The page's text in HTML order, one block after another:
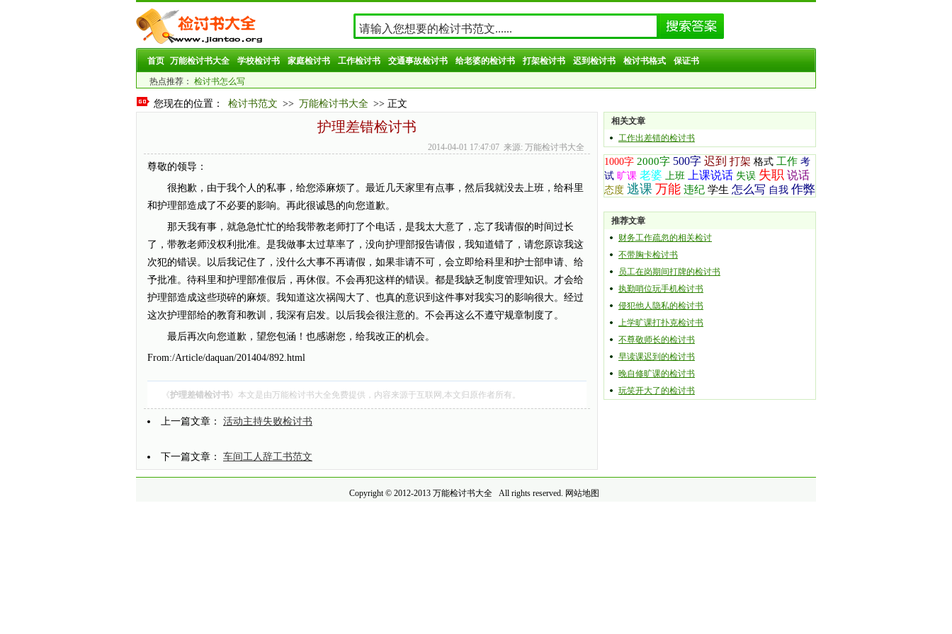
首页 万能检讨书大全 学校检讨书 家庭检讨书 工作检讨书 交通事故检讨书 给老婆的检讨书 打架检讨书 迟到检讨书 检讨书格式 保证书
热点推荐： 检讨书怎么写
您现在的位置： 检讨书范文 >> 万能检讨书大全 >> 正文
护理差错检讨书
2014-04-01 17:47:07 来源: 万能检讨书大全
尊敬的领导：
很抱歉，由于我个人的私事，给您添麻烦了。最近几天家里有点事，然后我就没去上班，给科里
和护理部造成了不必要的影响。再此很诚恳的向您道歉。
那天我有事，就急急忙忙的给我带教老师打了个电话，是我太大意了，忘了我请假的时间过长
了，带教老师没权利批准。是我做事太过草率了，没向护理部报告请假，我知道错了，请您原谅我这
次犯的错误。以后我记住了，没什么大事不再请假，如果非请不可，会立即给科里和护士部申请、给
予批准。待科里和护理部准假后，再休假。不会再犯这样的错误。都是我缺乏制度管理知识。才会给
护理部造成这些琐碎的麻烦。我知道这次祸闯大了、也真的意识到这件事对我实习的影响很大。经过
这次护理部给的教育和教训，我深有启发。以后我会很注意的。不会再这么不遵守规章制度了。
最后再次向您道歉，望您包涵！也感谢您，给我改正的机会。
From:/Article/daquan/201404/892.html
《护理差错检讨书》本文是由万能检讨书大全免费提供，内容来源于互联网,本文归原作者所有。
上一篇文章： 活动主持失败检讨书
下一篇文章： 车间工人辞工书范文
相关文章
工作出差错的检讨书
1000字 2000字 500字 迟到 打架 格式 工作 考
试 旷课 老婆 上班 上课说话 失误 失职 说话
态度 逃课 万能 违纪 学生 怎么写 自我 作弊
推荐文章
财务工作疏忽的相关检讨
不带胸卡检讨书
员工在岗期间打牌的检讨书
执勤哨位玩手机检讨书
侵犯他人隐私的检讨书
上学旷课打扑克检讨书
不尊敬师长的检讨书
早读课迟到的检讨书
晚自修旷课的检讨书
玩笑开大了的检讨书
Copyright © 2012-2013 万能检讨书大全All rights reserved. 网站地图